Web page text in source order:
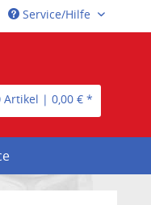
Service/Hilfe
Artikel | 0,00 € *